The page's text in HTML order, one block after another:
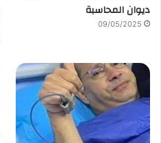
ديوان المحاسبة
09/05/2025